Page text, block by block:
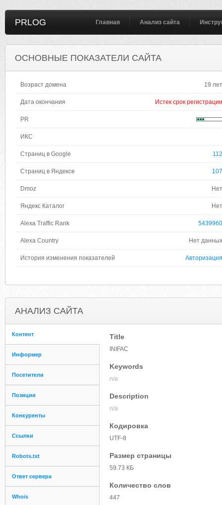
PRLOG Главная Анализ сайта
ОСНОВНЫЕ ПОКАЗАТЕЛИ САЙТА
Возраст домена 19 лет
Дата окончания Истек срок регистрации
PR
ИКС
Страниц в Google 112
Страниц в Яндексе 107
Dmoz Нет
Яндекс Каталог Нет
Alexa Traffic Rank 5439960
Alexa Country Нет данных
История изменения показателей Авторизация
АНАЛИЗ САЙТА
Контент
Информер
Посетители
Позиции
Конкуренты
Ссылки
Robots.txt
Ответ сервера
Whois
Title
INIFAC
Keywords
n/a
Description
n/a
Кодировка
UTF-8
Размер страницы
59.73 КБ
Количество слов
447